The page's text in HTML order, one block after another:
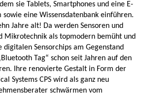
sie Tablets, Smartphones und eine E-
eine Wissensdatenbank einführen.
Jahre alt! Da werden Sensoren und
Mikrotechnik als topmodern bemüht und
digitalen Sensorchips am Gegenstand
Tag“ schon seit Jahren auf den
Ihre renovierte Gestalt in Form der
Systems CPS wird als ganz neu
schwärmen vom